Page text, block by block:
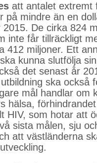
att antalet extremt
på mindre än en
De cirka 824
inte får tillräckligt
412 miljoner. Ett
kunna slutfölja sin
det senast år
ska också
mål handlar om
hälsa,
HIV, som hotar att
sista målen, sju
att västländerna